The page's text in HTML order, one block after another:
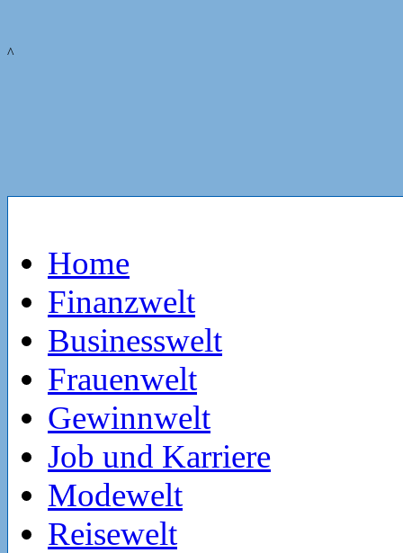
^
Home
Finanzwelt
Businesswelt
Frauenwelt
Gewinnwelt
Job und Karriere
Modewelt
Reisewelt